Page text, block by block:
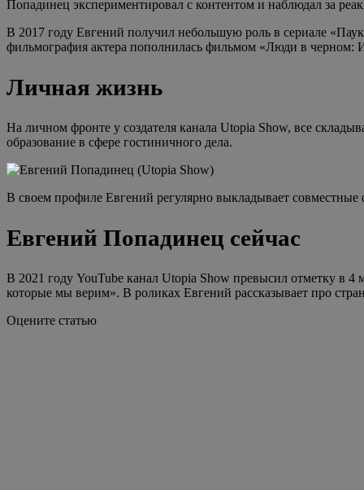
Попадинец экспериментировал с контентом и наблюдал за
В 2017 году Евгений получил небольшую роль в сериале
фильмография актера пополнилась фильмом «Люди в черном:
Личная жизнь
На личном фронте у создателя канала Utopia Show, все
образование в сфере гостиничного дела.
В своем профиле Евгений регулярно выкладывает
Евгений Попадинец сейчас
В 2021 году YouTube канал Utopia Show превысил отметку в
которые мы верим». В роликах Евгений рассказывает про
Оцените статью